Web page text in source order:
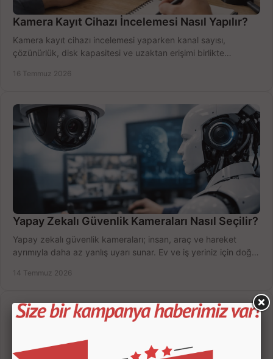
Kamera Kayıt Cihazı İncelemesi Nasıl Yapılır?
Kamera kayıt cihazı incelemesi yaparken kanal sayısı,
çözünürlük, disk kapasitesi ve uzaktan erişimi birlikte
16 Temmuz 2026
Yapay Zekalı Güvenlik Kameraları Nasıl Seçilir?
Yapay zekalı güvenlik kameraları; insan, araç ve hareket
ayrımıyla daha az yanlış uyarı sunar. Ev ve iş yeriniz için doğru
14 Temmuz 2026